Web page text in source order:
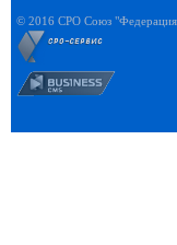
© 2016 СРО Союз "Федерация